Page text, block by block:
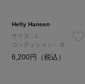
Helly Hansen
サイズ：L
コンディション： B
6,200円（税込）